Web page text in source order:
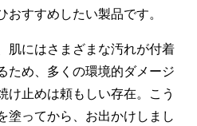
おすすめしたい製品です。
肌にはさまざまな汚れが付着
ため、多くの環境的ダメージ
け止めは頼もしい存在。こう
塗ってから、お出かけしまし